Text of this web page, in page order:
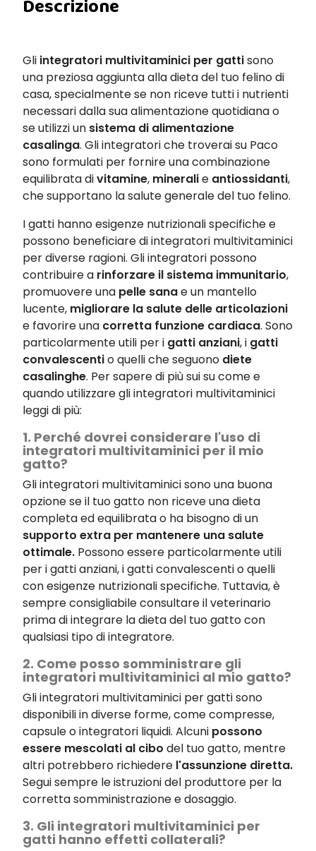
Descrizione
Gli integratori multivitaminici per gattisono
una preziosa aggiunta alla dieta del tuo felino di
casa, specialmente se non riceve tutti i nutrienti
necessari dalla sua alimentazione quotidiana o
se utilizzi un sistema di alimentazione
casalinga. Gli integratori che troverai su Paco
sono formulati per fornire una combinazione
equilibrata divitamine, mineralie antiossidanti,
che supportano la salute generale del tuo felino.
I gatti hanno esigenze nutrizionali specifiche e
possono beneficiare di integratori multivitaminici
per diverse ragioni. Gli integratori possono
contribuire a rinforzare il sistema immunitario,
promuovere una pelle sanae un mantello
lucente, migliorare la salute delle articolazioni
e favorire una corretta funzione cardiaca. Sono
particolarmente utili per i gatti anziani, i gatti
convalescentio quelli che seguono diete
casalinghe. Per sapere di più sui su come e
quando utilizzare gli integratori multivitaminici
leggi di più:
1. Perché dovrei considerare l'uso di
integratori multivitaminici per il mio
gatto?
Gli integratori multivitaminici sono una buona
opzione se il tuo gatto non riceve una dieta
completa ed equilibrata o ha bisogno di un
supporto extra per mantenere una salute
ottimale. Possono essere particolarmente utili
per i gatti anziani, i gatti convalescenti o quelli
con esigenze nutrizionali specifiche. Tuttavia, è
sempre consigliabile consultare il veterinario
prima di integrare la dieta del tuo gatto con
qualsiasi tipo di integratore.
2. Come posso somministrare gli
integratori multivitaminici al mio gatto?
Gli integratori multivitaminici per gatti sono
disponibili in diverse forme, come compresse,
capsule o integratori liquidi. Alcuni possono
essere mescolati al cibo del tuo gatto, mentre
altri potrebbero richiedere l'assunzione diretta.
Segui sempre le istruzioni del produttore per la
corretta somministrazione e dosaggio.
3. Gli integratori multivitaminici per
gatti hanno effetti collaterali?